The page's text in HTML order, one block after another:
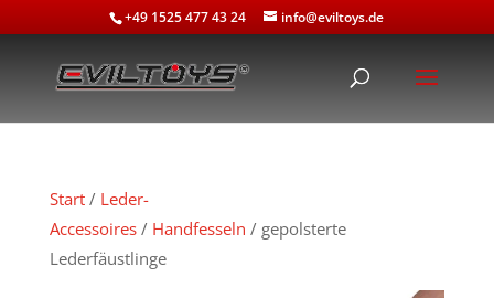
+49 1525 477 43 24 info@eviltoys.de
Start/ Leder-
Accessoires/ Handfesseln / gepolsterte
Lederfäustlinge